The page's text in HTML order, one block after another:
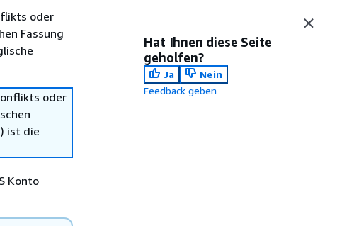
oder
Fassung
oder
ist die
Konto
Hat Ihnen diese Seite
geholfen?
Ja
Nein
Feedback geben